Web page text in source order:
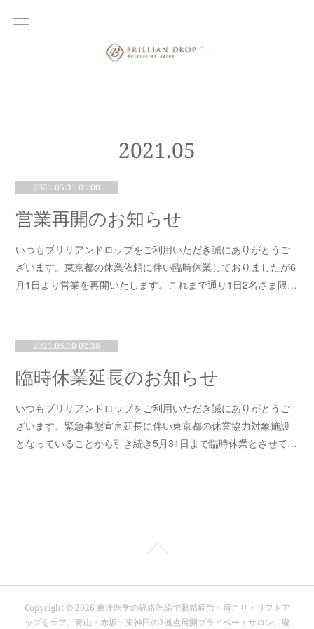
2021.05
2021.05.31 01:00
営業再開のお知らせ
いつもブリリアンドロップをご利用いただき誠にありがとうご
ざいます。東京都の休業依頼に伴い臨時休業しておりましたが6
月1日より営業を再開いたします。これまで通り1日2名さま限…
2021.05.10 02:38
臨時休業延長のお知らせ
いつもブリリアンドロップをご利用いただき誠にありがとうご
ざいます。緊急事態宣言延長に伴い東京都の休業協力対象施設
となっていることから引き続き5月31日まで臨時休業とさせて…
Copyright ©2026 東洋医学の経絡理論で眼精疲労・肩こり・リフトア
ップをケア。青山・赤坂・東神田の3拠点展開プライベートサロン。寝